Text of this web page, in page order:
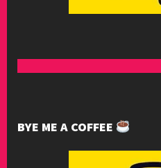
BYE ME A COFFEE